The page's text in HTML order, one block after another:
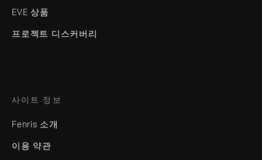
EVE 상품
프로젝트 디스커버리
사이트 정보
Fenris 소개
이용 약관